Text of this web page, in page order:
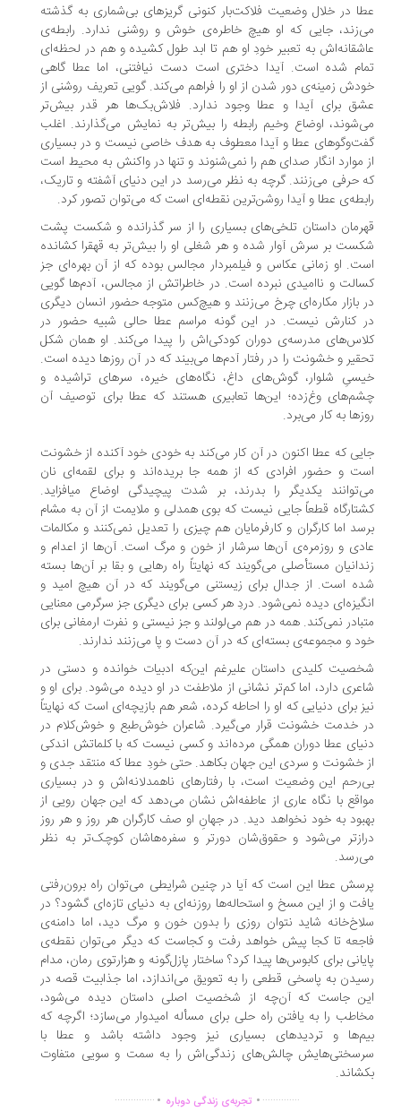
در خلال وضعیت فلاکت‌بار کنونی گریزهای بی‌شماری به گذشته
جایی که او هیچ خاطره‌ی خوش و روشنی ندارد. رابطه‌ی
به تعبیر خودِ او هم تا ابد طول کشیده و هم در لحظه‌ای
شده است. آیدا دختری است دست نیافتنی، اما عطا گاهی
زمینه‌ی دور شدن از او را فراهم می‌کند. گویی تعریف روشنی از
برای آیدا و عطا وجود ندارد. فلاش‌بک‌ها هر قدر بیش‌تر
اوضاع وخیم‌ رابطه را بیش‌تر به نمایش می‌گذارند. اغلب
عطا و آیدا معطوف به هدف خاصی نیست و در بسیاری
موارد انگار صدای هم را نمی‌شنوند و تنها در واکنش به محیط است
حرفی می‌زنند. گرچه به نظر می‌رسد در این دنیای آشفته و تاریک،
عطا و آیدا روشن‌ترین نقطه‌ای است که می‌توان تصور کرد.
داستان تلخی‌های بسیاری را از سر گذرانده و شکست پشت
بر سرش آوار شده و هر شغلی او را بیش‌تر به قهقرا کشانده
او زمانی عکاس و فیلمبردار مجالس بوده که از آن بهره‌ای جز
و ناامیدی نبرده است. در خاطراتش از مجالس، آدم‌ها گویی
بازار مکاره‌ای چرخ می‌زنند و هیچ‌کس متوجه حضور انسان دیگری
کنارش نیست. در این گونه مراسم عطا حالی شبیه حضور در
مدرسه‌ی دوران کودکی‌اش را پیدا می‌کند. او همان شکل
و خشونت را در رفتار آدم‌ها می‌بیند که در آن روزها دیده است.
شلوار، گوش‌های داغ، نگاه‌های خیره، سرهای تراشیده و
وغ‌زده؛ این‌ها تعابیری هستند که عطا برای توصیف آن
به کار می‌برد.
که عطا اکنون در آن کار می‌کند به خودی خود آکنده از خشونت
و حضور افرادی که از همه جا بریده‌اند و برای لقمه‌ای نان
می‌توانند یکدیگر را بدرند، بر شدت پیچیدگی اوضاع می‎افزاید.
قطعاً جایی نیست که بوی همدلی و ملایمت از آن به مشام
اما کارگران و کارفرمایان هم چیزی را تعدیل نمی‌کنند و مکالمات
و روزمره‌ی آن‌ها سرشار از خون و مرگ است. آن‌ها از اعدام و
مستأصلی می‌گویند که نهایتاً راه رهایی و بقا بر آن‌ها بسته
است. از جدال برای زیستنی می‌گویند که در آن هیچ امید و
دیده نمی‌شود. دردِ هر کسی برای دیگری جز سرگرمی معنایی
نمی‌کند. همه در هم می‌لولند و جز نیستی و نفرت ارمغانی برای
و مجموعه‌ی بسته‌ای که در آن دست و پا می‌زنند ندارند.
کلیدی داستان علیرغم این‌که ادبیات خوانده و دستی در
دارد، اما کم‌تر نشانی از ملاطفت در او دیده می‌شود. برای او و
برای دنیایی که او را احاطه کرده، شعر هم بازیچه‌ای است که نهایتاً
خدمت خشونت قرار می‌گیرد. شاعران خوش‌طبع و خوش‌کلام در
عطا دوران همگی مرده‌اند و کسی نیست که با کلماتش اندکی
خشونت و سردی این جهان بکاهد. حتی خودِ عطا که منتقد جدی و
این وضعیت است، با رفتارهای ناهمدلانه‌اش و در بسیاری
با نگاه عاری از عاطفه‌اش نشان می‌دهد که این جهان رویی از
به خود نخواهد دید. در جهانِ او صف کارگران هر روز و هر روز
می‌شود و حقوق‌شان دورتر و سفره‌هاشان کوچک‌تر به نظر
عطا این است که آیا در چنین شرایطی می‌توان راه برون‌رفتی
و از این مسخ و استحاله‌ها روزنه‌ای به دنیای تازه‌ای گشود؟ در
شاید نتوان روزی را بدون خون و مرگ دید، اما دامنه‌ی
تا کجا پیش خواهد رفت و کجاست که دیگر می‌توان نقطه‌ی
برای کابوس‌ها پیدا کرد؟ ساختار پازل‌گونه و هزارتوی رمان، مدام
به پاسخی قطعی را به تعویق می‌اندازد، اما جذابیت قصه در
جاست که آن‌چه از شخصیت اصلی داستان دیده می‌شود،
را به یافتن راه حلی برای مسأله امیدوار می‌سازد؛ اگرچه که
و تردیدهای بسیاری نیز وجود داشته باشد و عطا با
چالش‌های زندگی‌اش را به سمت و سویی متفاوت
............... .تجربه‌ی زندگی دوباره ...............